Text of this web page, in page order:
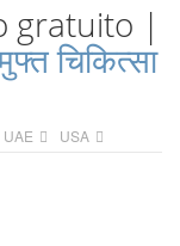
gratuito |
चिकित्सा
UAE USA